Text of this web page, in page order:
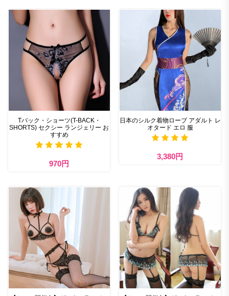
Tバック・ショーツ(T-BACK・
SHORTS) セクシー ランジェリー お
すすめ
970円
日本のシルク着物ローブ アダルト レ
オタード エロ 服
3,380円